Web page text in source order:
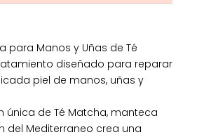
para Manos y Uñas de Té
diseñado para reparar
piel de manos, uñas y
única de Té Matcha, manteca
del Mediterraneo crea una